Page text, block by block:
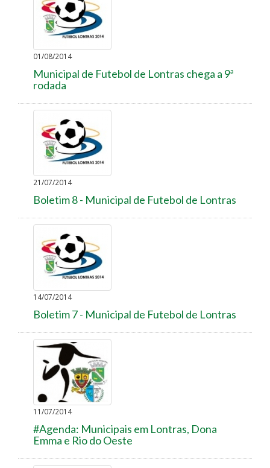
01/08/2014
Municipal de Futebol de Lontras chega a 9ª
rodada
21/07/2014
Boletim 8 - Municipal de Futebol de Lontras
14/07/2014
Boletim 7 - Municipal de Futebol de Lontras
11/07/2014
#Agenda: Municipais em Lontras, Dona
Emma e Rio do Oeste